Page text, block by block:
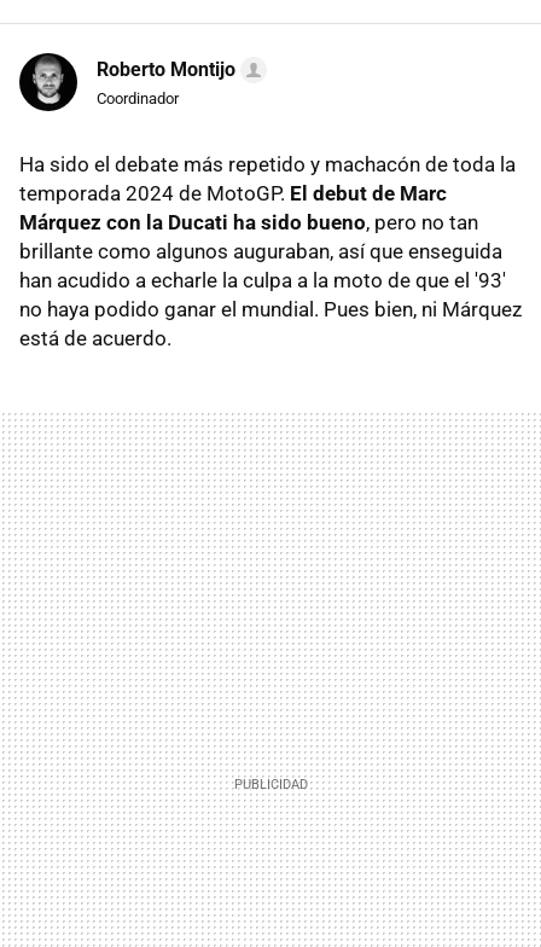
Roberto Montijo
Coordinador
Ha sido el debate más repetido y machacón de toda la
temporada 2024 de MotoGP. El debut de Marc
Márquez con la Ducati ha sido bueno, pero no tan
brillante como algunos auguraban, así que enseguida
han acudido a echarle la culpa a la moto de que el '93'
no haya podido ganar el mundial. Pues bien, ni Márquez
está de acuerdo.